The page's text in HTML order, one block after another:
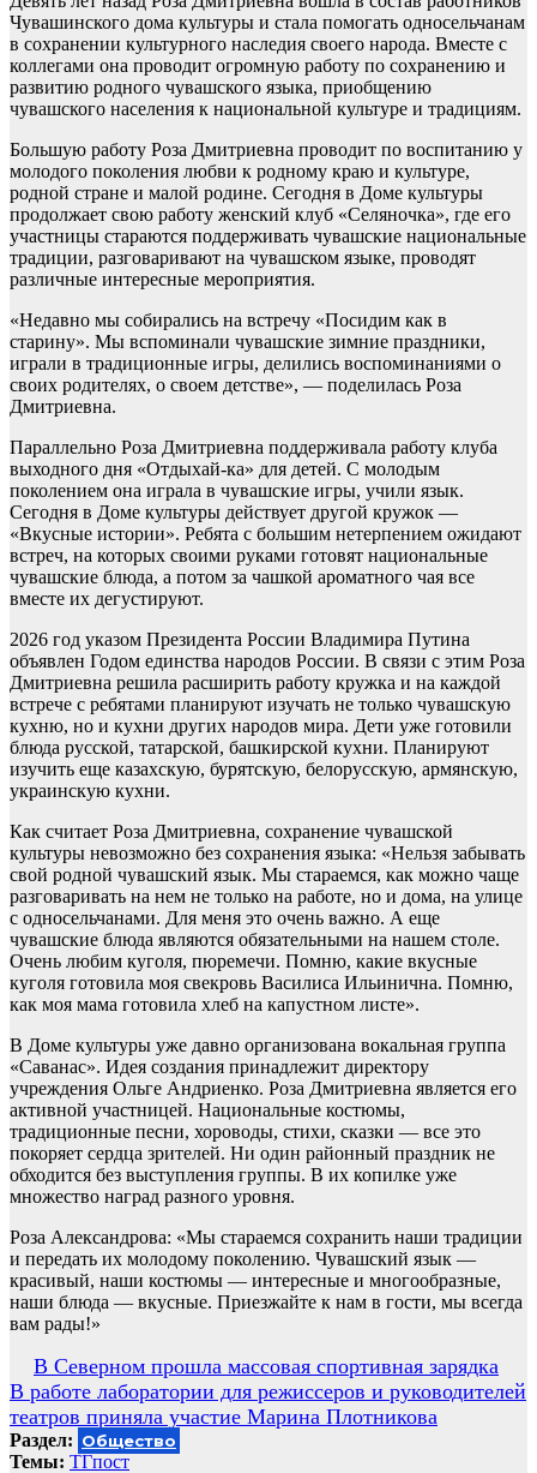
Чувашинского дома культуры и стала помогать односельчанам
в сохранении культурного наследия своего народа. Вместе с
коллегами она проводит огромную работу по сохранению и
развитию родного чувашского языка, приобщению
чувашского населения к национальной культуре и традициям.
Большую работу Роза Дмитриевна проводит по воспитанию у
молодого поколения любви к родному краю и культуре,
родной стране и малой родине. Сегодня в Доме культуры
продолжает свою работу женский клуб «Селяночка», где его
участницы стараются поддерживать чувашские национальные
традиции, разговаривают на чувашском языке, проводят
различные интересные мероприятия.
«Недавно мы собирались на встречу «Посидим как в
старину». Мы вспоминали чувашские зимние праздники,
играли в традиционные игры, делились воспоминаниями о
своих родителях, о своем детстве», — поделилась Роза
Дмитриевна.
Параллельно Роза Дмитриевна поддерживала работу клуба
выходного дня «Отдыхай-ка» для детей. С молодым
поколением она играла в чувашские игры, учили язык.
Сегодня в Доме культуры действует другой кружок —
«Вкусные истории». Ребята с большим нетерпением ожидают
встреч, на которых своими руками готовят национальные
чувашские блюда, а потом за чашкой ароматного чая все
вместе их дегустируют.
2026 год указом Президента России Владимира Путина
объявлен Годом единства народов России. В связи с этим Роза
Дмитриевна решила расширить работу кружка и на каждой
встрече с ребятами планируют изучать не только чувашскую
кухню, но и кухни других народов мира. Дети уже готовили
блюда русской, татарской, башкирской кухни. Планируют
изучить еще казахскую, бурятскую, белорусскую, армянскую,
украинскую кухни.
Как считает Роза Дмитриевна, сохранение чувашской
культуры невозможно без сохранения языка: «Нельзя забывать
свой родной чувашский язык. Мы стараемся, как можно чаще
разговаривать на нем не только на работе, но и дома, на улице
с односельчанами. Для меня это очень важно. А еще
чувашские блюда являются обязательными на нашем столе.
Очень любим куголя, пюремечи. Помню, какие вкусные
куголя готовила моя свекровь Василиса Ильинична. Помню,
как моя мама готовила хлеб на капустном листе».
В Доме культуры уже давно организована вокальная группа
«Саванас». Идея создания принадлежит директору
учреждения Ольге Андриенко. Роза Дмитриевна является его
активной участницей. Национальные костюмы,
традиционные песни, хороводы, стихи, сказки — все это
покоряет сердца зрителей. Ни один районный праздник не
обходится без выступления группы. В их копилке уже
множество наград разного уровня.
Роза Александрова: «Мы стараемся сохранить наши традиции
и передать их молодому поколению. Чувашский язык —
красивый, наши костюмы — интересные и многообразные,
наши блюда — вкусные. Приезжайте к нам в гости, мы всегда
вам рады!»
Навигация
по
записям
В Северном прошла массовая спортивная зарядка
В работе лаборатории для режиссеров и руководителей
театров приняла участие Марина Плотникова
Раздел: Общество
Темы: ТГпост